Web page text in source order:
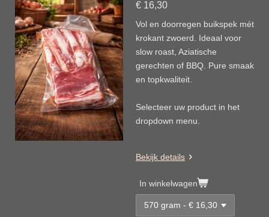
€ 16,30
Vol en doorregen buikspek mét
krokant zwoerd. Ideaal voor
slow roast, Aziatische
gerechten of BBQ. Pure smaak
en topkwaliteit.
Selecteer uw product in het
dropdown menu.
Bekijk details
In winkelwagen